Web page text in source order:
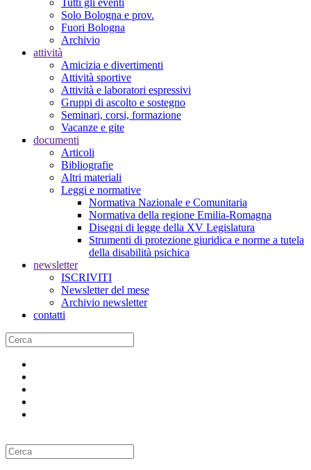
Tutti gli eventi
Solo Bologna e prov.
Fuori Bologna
Archivio
attività
Amicizia e divertimenti
Attività sportive
Attività e laboratori espressivi
Gruppi di ascolto e sostegno
Seminari, corsi, formazione
Vacanze e gite
documenti
Articoli
Bibliografie
Altri materiali
Leggi e normative
Normativa Nazionale e Comunitaria
Normativa della regione Emilia-Romagna
Disegni di legge della XV Legislatura
Strumenti di protezione giuridica e norme a tutela
della disabilità psichica
newsletter
ISCRIVITI
Newsletter del mese
Archivio newsletter
contatti